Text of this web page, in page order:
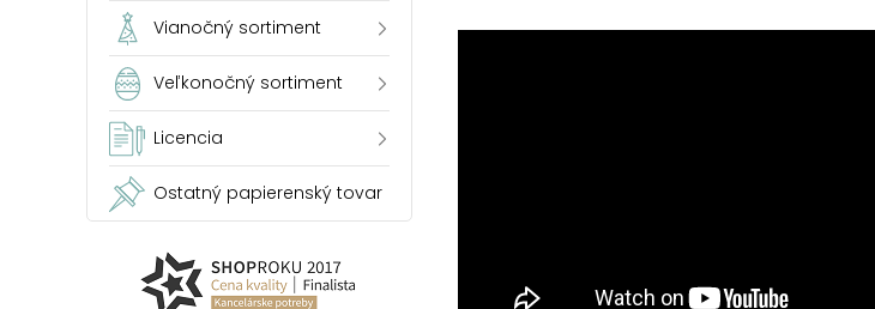
Vianočný sortiment
Veľkonočný sortiment
Licencia
Ostatný papierenský tovar